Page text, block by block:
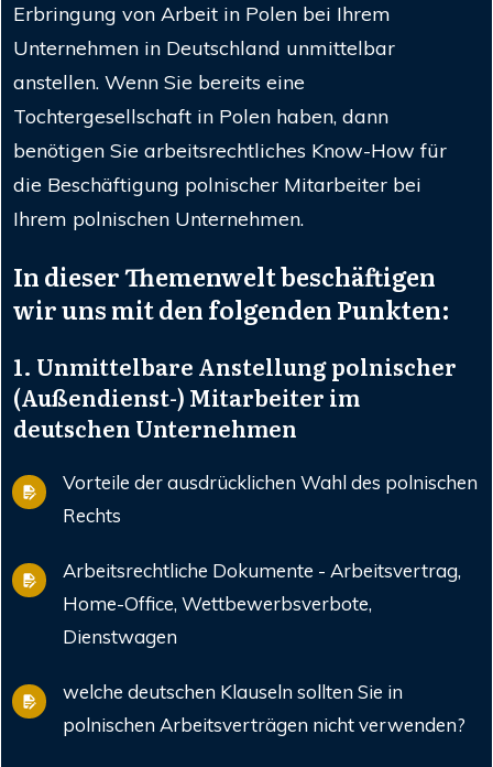
Erbringung von Arbeit in Polen bei Ihrem
Unternehmen in Deutschland unmittelbar
anstellen. Wenn Sie bereits eine
Tochtergesellschaft in Polen haben, dann
benötigen Sie arbeitsrechtliches Know-How für
die Beschäftigung polnischer Mitarbeiter bei
Ihrem polnischen Unternehmen.
In dieser Themenwelt beschäftigen
wir uns mit den folgenden Punkten:
1. Unmittelbare Anstellung polnischer
(Außendienst-) Mitarbeiter im
deutschen Unternehmen
Vorteile der ausdrücklichen Wahl des polnischen
Rechts
Arbeitsrechtliche Dokumente - Arbeitsvertrag,
Home-Office, Wettbewerbsverbote,
Dienstwagen
welche deutschen Klauseln sollten Sie in
polnischen Arbeitsverträgen nicht verwenden?